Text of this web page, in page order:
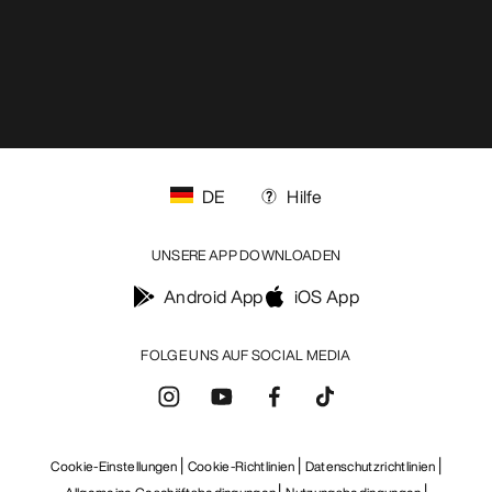
FOLGE UNS AUF SOCIAL MEDIA
DE Hilfe
UNSERE APP DOWNLOADEN
Android App iOS App
Cookie-Einstellungen Cookie-Richtlinien Datenschutzrichtlinien